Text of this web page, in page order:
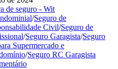
de seguro - Wit
/Seguro de
Civil/Seguro de
/Seguro Garagista/Seguro
Supermercado e
/Seguro RC Garagista